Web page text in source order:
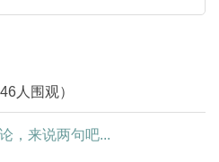
人围观）
，来说两句吧...